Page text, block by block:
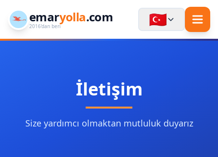
emaryolla.com
2016'dan beri 🇹🇷
İletişim
Size yardımcı olmaktan mutluluk duyarız